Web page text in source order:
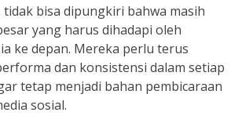
tidak bisa dipungkiri bahwa masih
yang harus dihadapi oleh
ke depan. Mereka perlu terus
dan konsistensi dalam setiap
tetap menjadi bahan pembicaraan
sosial.